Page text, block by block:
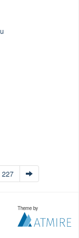
227
Theme by